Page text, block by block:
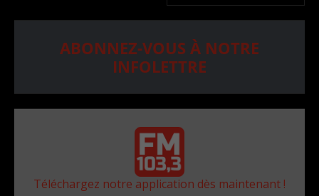
ABONNEZ-VOUS À NOTRE
INFOLETTRE
Téléchargez notre application dès maintenant !